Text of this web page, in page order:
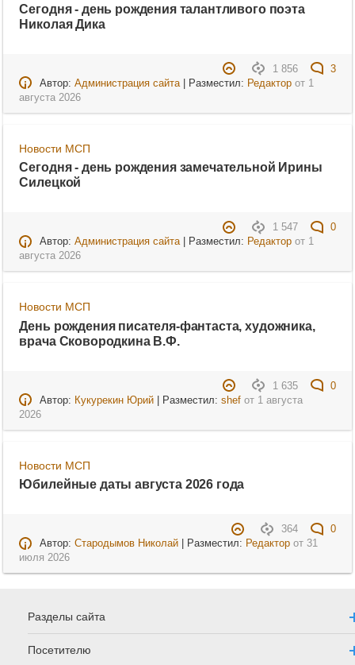
Сегодня - день рождения талантливого поэта
Николая Дика
1 856
3
Автор: Администрация сайта| Разместил: Редакторот 1
августа 2026
Новости МСП
Сегодня - день рождения замечательной Ирины
Силецкой
1 547
0
Автор: Администрация сайта| Разместил: Редакторот 1
августа 2026
Новости МСП
День рождения писателя-фантаста, художника,
врача Сковородкина В.Ф.
1 635
0
Автор: Кукурекин Юрий| Разместил: shefот 1 августа
2026
Новости МСП
Юбилейные даты августа 2026 года
364
0
Автор: Стародымов Николай| Разместил: Редакторот 31
июля 2026
Разделы сайта
Посетителю